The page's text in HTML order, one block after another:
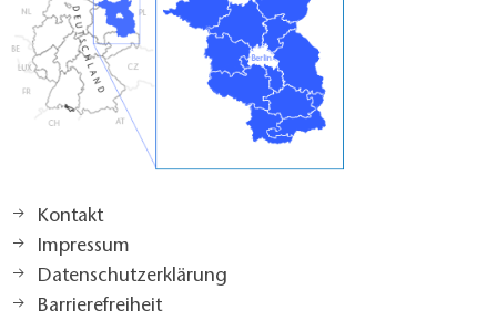
Kontakt
Impressum
Datenschutzerklärung
Barrierefreiheit